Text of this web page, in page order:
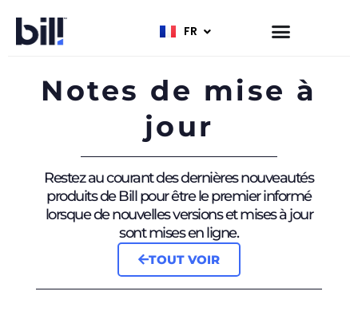
FR
EN
Notes de mise à
jour
Restez au courant des dernières nouveautés
produits de Bill pour être le premier informé
lorsque de nouvelles versions et mises à jour
sont mises en ligne.
TOUT VOIR